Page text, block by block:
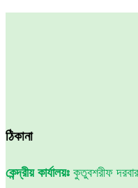
navigation
ঠিকানা
কেন্দ্রীয় কার্যালয়ঃ কুতুবশরীফ